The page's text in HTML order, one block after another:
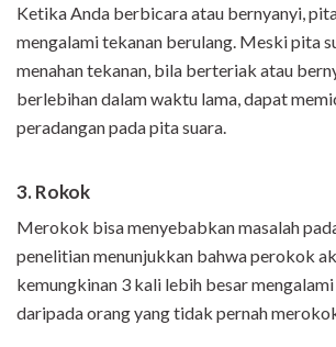
Ketika Anda berbicara atau bernyanyi,
mengalami tekanan berulang. Meski pita
menahan tekanan, bila berteriak atau
berlebihan dalam waktu lama, dapat
peradangan pada pita suara.
3. Rokok
Merokok bisa menyebabkan masalah
penelitian menunjukkan bahwa perokok
kemungkinan 3 kali lebih besar
daripada orang yang tidak pernah